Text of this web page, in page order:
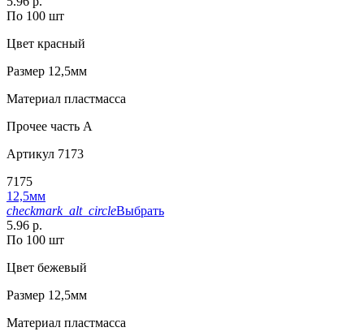
По 100 шт
Цвет красный
Размер 12,5мм
Материал пластмасса
Прочее часть A
Артикул 7173
7175
12,5мм
checkmark_alt_circleВыбрать
5.96 р.
По 100 шт
Цвет бежевый
Размер 12,5мм
Материал пластмасса